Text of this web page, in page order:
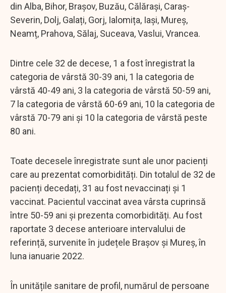
din Alba, Bihor, Brașov, Buzău, Călărași, Caraș-
Severin, Dolj, Galați, Gorj, Ialomița, Iași, Mureș,
Neamț, Prahova, Sălaj, Suceava, Vaslui, Vrancea.
Dintre cele 32 de decese, 1 a fost înregistrat la
categoria de vârstă 30-39 ani, 1 la categoria de
vârstă 40-49 ani, 3 la categoria de vârstă 50-59 ani,
7 la categoria de vârstă 60-69 ani, 10 la categoria de
vârstă 70-79 ani și 10 la categoria de vârstă peste
80 ani.
Toate decesele înregistrate sunt ale unor pacienți
care au prezentat comorbidități. Din totalul de 32 de
pacienți decedați, 31 au fost nevaccinați și 1
vaccinat. Pacientul vaccinat avea vârsta cuprinsă
între 50-59 ani și prezenta comorbidități. Au fost
raportate 3 decese anterioare intervalului de
referință, survenite în județele Brașov și Mureș, în
luna ianuarie 2022.
În unitățile sanitare de profil, numărul de persoane